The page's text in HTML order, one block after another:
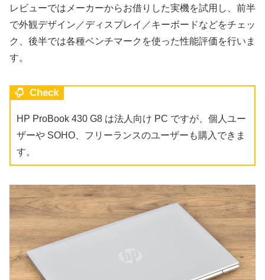
レビューではメーカーからお借りした実機を試用し、前半
で外観デザイン／ディスプレイ／キーボードなどをチェッ
ク、後半では各種ベンチマークを使った性能評価を行いま
す。
Check
HP ProBook 430 G8 は法人向け PC ですが、個人ユー
ザーや SOHO、フリーランスのユーザーも購入できま
す。